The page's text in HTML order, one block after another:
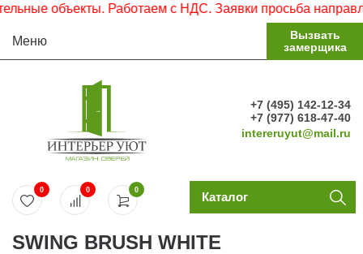
объекты. Работаем с НДС. Заявки просьба
Меню
Вызвать
замерщика
+7 (495) 142-12-34
+7 (977) 618-47-40
intereruyut@mail.ru
0
0 0 Каталог
SWING BRUSH WHITE